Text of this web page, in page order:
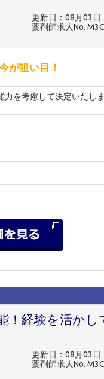
更新日：08月03日
薬剤師求人No.
が狙い目！
を考慮して決定いたし
！経験を活かし
更新日：08月03日
薬剤師求人No.